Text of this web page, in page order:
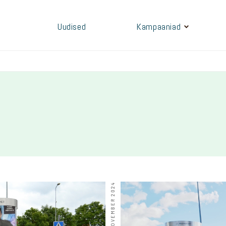
Uudised Kampaaniad
20, NOVEMBER 2024